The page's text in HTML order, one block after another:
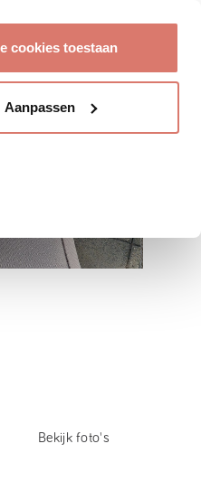
cookies toestaan
Aanpassen
Bekijk foto's